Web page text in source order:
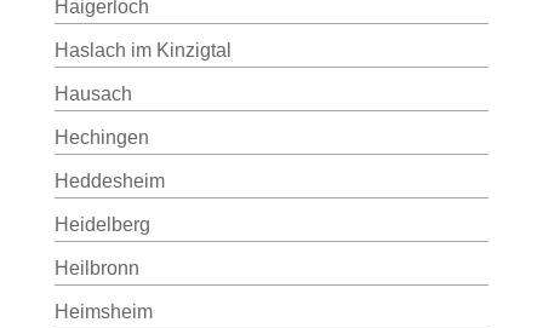
Haigerloch
Haslach im Kinzigtal
Hausach
Hechingen
Heddesheim
Heidelberg
Heilbronn
Heimsheim